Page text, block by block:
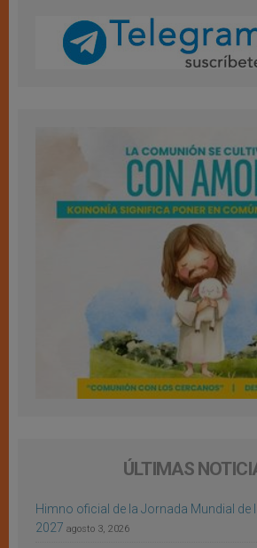
ÚLTIMAS
Himno oficial de la Jornada Mundial de
2027 agosto 3, 2026